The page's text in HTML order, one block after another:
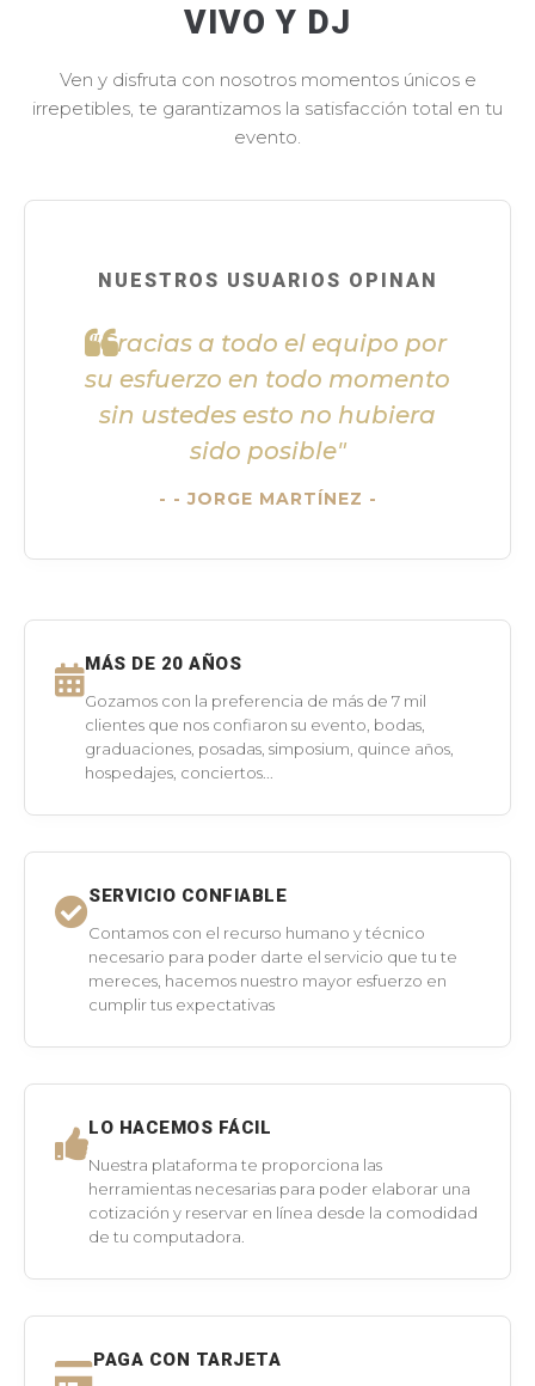
VIVO Y DJ
Ven y disfruta con nosotros momentos únicos e
irrepetibles, te garantizamos la satisfacción total en tu
evento.
NUESTROS USUARIOS OPINAN
"Gracias a todo el equipo por
su esfuerzo en todo momento
sin ustedes esto no hubiera
sido posible"
- JORGE MARTÍNEZ -
MÁS DE 20 AÑOS
Gozamos con la preferencia de más de 7 mil
clientes que nos confiaron su evento, bodas,
graduaciones, posadas, simposium, quince años,
hospedajes, conciertos...
SERVICIO CONFIABLE
Contamos con el recurso humano y técnico
necesario para poder darte el servicio que tu te
mereces, hacemos nuestro mayor esfuerzo en
cumplir tus expectativas
LO HACEMOS FÁCIL
Nuestra plataforma te proporciona las
herramientas necesarias para poder elaborar una
cotización y reservar en línea desde la comodidad
de tu computadora.
PAGA CON TARJETA